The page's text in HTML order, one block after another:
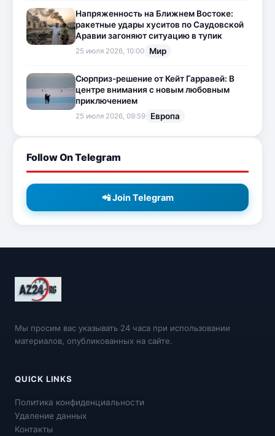
Напряженность на Ближнем Востоке:
ракетные удары хуситов по Саудовской
Аравии загоняют ситуацию в тупик
25 июля 2026, 10:00 Мир
Сюрприз-решение от Кейт Гарравей: В
центре внимания с новым любовным
приключением
25 июля 2026, 09:59 Европа
Follow On Telegram
📲 Join Telegram
Мы просим вас указывать 24 часа при использовании
материалов, опубликованных на сайте.
QUICK LINKS
Политика конфиденциальности
Удаление данных
Контакты